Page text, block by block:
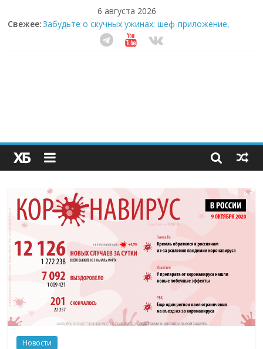
6 августа 2026
Свежее:Забудьте о скучных ужинах: шеф-приложение,
которое видит вашу еду насквозь
Небо зовёт: как бизнес на полётах дронов и
Секрет супергидратации: почему кокосовая вода с
пребиотиками становится главным трендом
здорового питания
Новости